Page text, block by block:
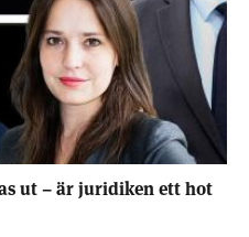
ut – är juridiken ett hot